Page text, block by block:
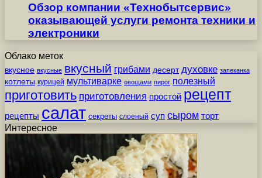
Обзор компании «Технобытсервис»
оказывающей услуги ремонта техники и
электроники
Облако меток
вкусное вкусные вкусный грибами десерт духовке запеканка
котлеты курицей мультиварке овощами пирог полезный
приготовить приготовления простой рецепт
рецепты салат секреты слоеный суп сыром торт
Интересное